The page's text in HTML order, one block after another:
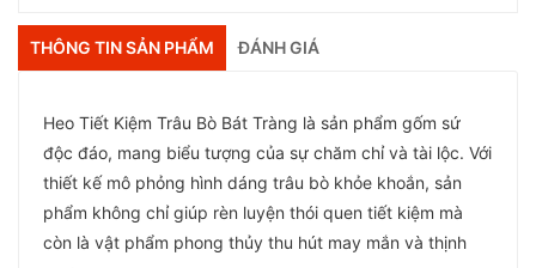
THÔNG TIN SẢN PHẨM ĐÁNH GIÁ
Heo Tiết Kiệm Trâu Bò Bát Tràng là sản phẩm gốm sứ
độc đáo, mang biểu tượng của sự chăm chỉ và tài lộc. Với
thiết kế mô phỏng hình dáng trâu bò khỏe khoắn, sản
phẩm không chỉ giúp rèn luyện thói quen tiết kiệm mà
còn là vật phẩm phong thủy thu hút may mắn và thịnh